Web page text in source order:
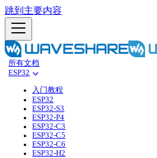
跳到主要内容
所有文档
ESP32
入门教程
ESP32
ESP32-S3
ESP32-P4
ESP32-C3
ESP32-C5
ESP32-C6
ESP32-H2